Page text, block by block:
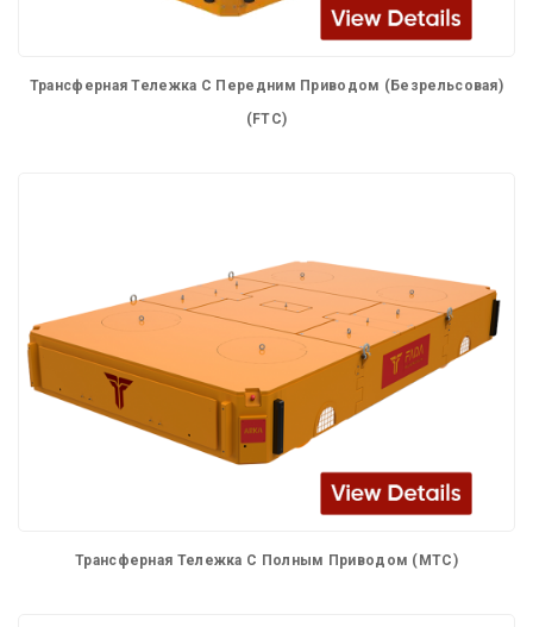
Трансферная Тележка С Передним Приводом (Безрельсовая)
(FTC)
Трансферная Тележка С Полным Приводом (MTC)